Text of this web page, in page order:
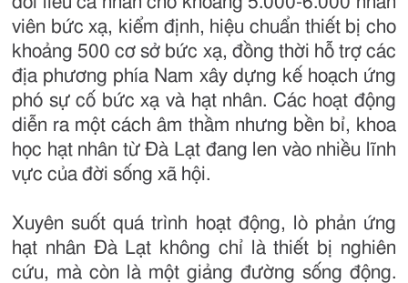
viên bức xạ, kiểm định, hiệu chuẩn thiết bị cho
khoảng 500 cơ sở bức xạ, đồng thời hỗ trợ các
địa phương phía Nam xây dựng kế hoạch ứng
phó sự cố bức xạ và hạt nhân. Các hoạt động
diễn ra một cách âm thầm nhưng bền bỉ, khoa
học hạt nhân từ Đà Lạt đang len vào nhiều lĩnh
vực của đời sống xã hội.
Xuyên suốt quá trình hoạt động, lò phản ứng
hạt nhân Đà Lạt không chỉ là thiết bị nghiên
cứu, mà còn là một giảng đường sống động.